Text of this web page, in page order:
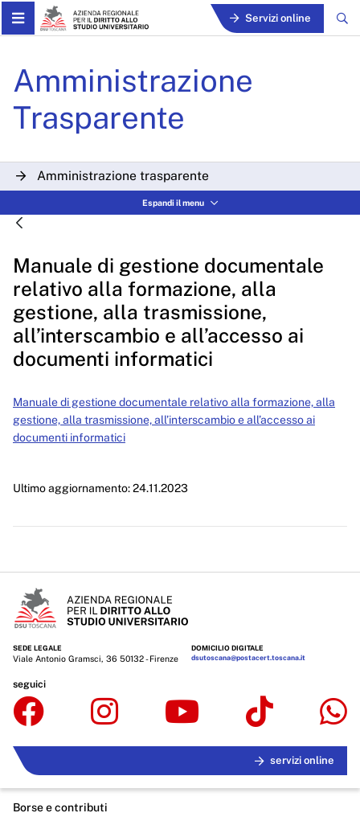
Skip to Main Content Servizi online
Amministrazione
Trasparente
Amministrazione trasparente
Disposizioni generali
Consulenti e collaboratori
Personale
Bandi di concorso
Performance
Attività e procedimenti
Controlli sulle imprese
Beni immobili e gestione patrimonio
Pagamenti dell'amministrazione
Espandi il menu
Manuale di gestione documentale
relativo alla formazione, alla
gestione, alla trasmissione,
all’interscambio e all’accesso ai
documenti informatici
Manuale di gestione documentale relativo alla formazione, alla
gestione, alla trasmissione, all’interscambio e all’accesso ai
documenti informatici
Ultimo aggiornamento: 24.11.2023
SEDE LEGALE
Viale Antonio Gramsci, 36 50132 - Firenze
DOMICILIO DIGITALE
dsutoscana@postacert.toscana.it
seguici
servizi online
Borse e contributi